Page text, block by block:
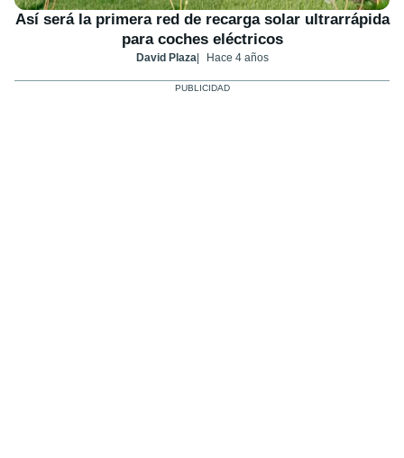
Así será la primera red de recarga solar ultrarrápida
para coches eléctricos
David Plaza Hace 4 años